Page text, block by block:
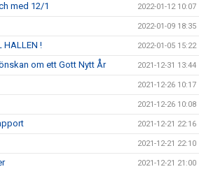
med 12/1 2022-01-12 10:07
2022-01-09 18:35
HALLEN ! 2022-01-05 15:22
om ett Gott Nytt År 2021-12-31 13:44
2021-12-26 10:17
2021-12-26 10:08
2021-12-21 22:16
2021-12-21 22:10
2021-12-21 21:00